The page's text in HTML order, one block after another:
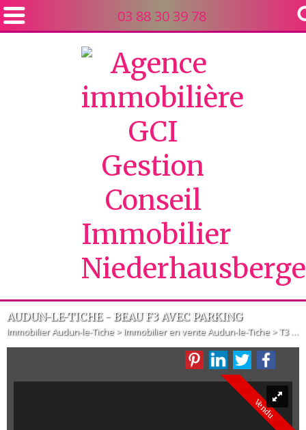
03 88 30 39 78
AUDUN-LE-TICHE - BEAU F3 AVEC PARKING
Immobilier Audun-le-Tiche > Immobilier en vente Audun-le-Tiche >T3 en vente Audun-le-Tiche
Vendu